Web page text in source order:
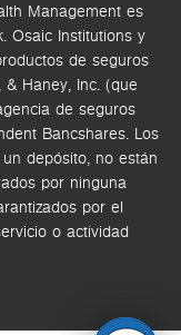
Management es
Osaic Institutions y
de seguros
Haney, Inc. (que
de seguros
Bancshares. Los
depósito, no están
por ninguna
por el
o actividad